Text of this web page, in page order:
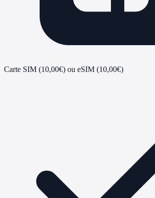
Carte SIM (10,00€) ou eSIM (10,00€)